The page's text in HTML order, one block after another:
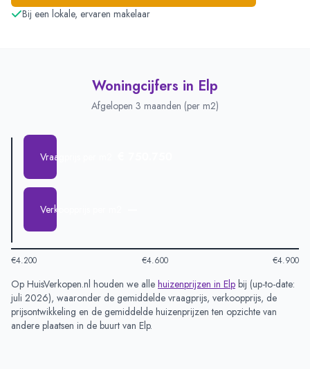
Bij een lokale, ervaren makelaar
Woningcijfers in Elp
Afgelopen 3 maanden (per m2)
Vraagprijs per m2
Verkoopprijs per m2
€4.200 €4.600 €4.900
Op HuisVerkopen.nl houden we alle huizenprijzen in Elp bij (up-to-date:
juli 2026), waaronder de gemiddelde vraagprijs, verkoopprijs, de
prijsontwikkeling en de gemiddelde huizenprijzen ten opzichte van
andere plaatsen in de buurt van Elp.